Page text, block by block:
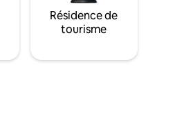
Résidence de
tourisme